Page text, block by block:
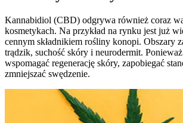
Kannabidiol (CBD) odgrywa również coraz
kosmetykach. Na przykład na rynku jest już
cennym składnikiem rośliny konopi. Obszary
trądzik, suchość skóry i neurodermit.
wspomagać regenerację skóry, zapobiegać
zmniejszać swędzenie.